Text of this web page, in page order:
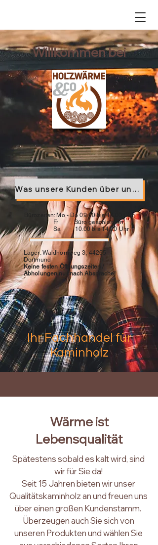
Willkommen bei
Was unsere Kunden über uns sagen
Bürozeiten: Mo - Do 09.00 bis 13.00 Uhr
Fr Büro geschlossen
Sa 10.00 bis 14.00 Uhr
Lager: Waldhornweg 3, 44265
Dortmund
Keine festen Öffnungszeiten /
Abholungen nur nach Absprache!
Ihr Fachhandel für
Kaminholz
Wärme ist
Lebensqualität
Spätestens sobald es kalt wird, sind
wir für Sie da!
Seit 15 Jahren bieten wir unser
Qualitätskaminholz an und freuen uns
über einen großen Kundenstamm.
Überzeugen auch Sie sich von
unseren Produkten und wählen Sie